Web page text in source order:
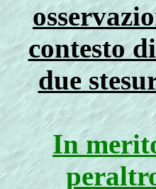
contesto
due
In